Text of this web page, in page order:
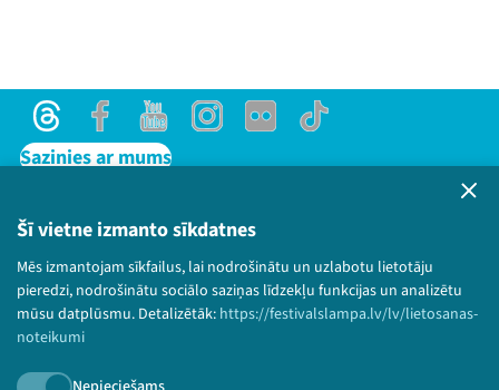
Šī vietne izmanto sīkdatnes
Mēs izmantojam sīkfailus, lai nodrošinātu un uzlabotu lietotāju
pieredzi, nodrošinātu sociālo saziņas līdzekļu funkcijas un analizētu
mūsu datplūsmu. Detalizētāk: https://festivalslampa.lv/lv/lietosanas-
noteikumi
ThreadsFacebookYoutubeInstagram
Flick TikTok
Sazinies ar mums
Lietošanas noteikumi un sīkdatņu politika
Bērnu aizsardzības politika
© 2026 Sarunu festivāls LAMPA Visas tiesības
paturētas.